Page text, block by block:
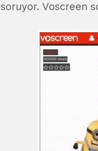
soruyor. Voscreen